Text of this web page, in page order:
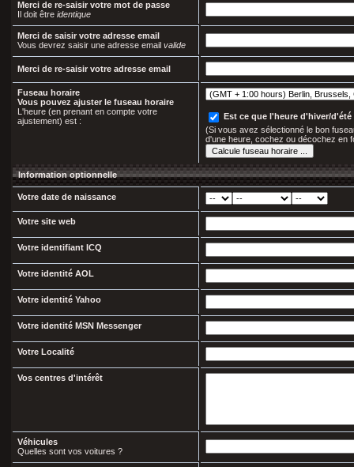
Merci de re-saisir votre mot de passe
Il doit être identique
Merci de saisir votre adresse email
Vous devrez saisir une adresse email valide
Merci de re-saisir votre adresse email
Fuseau horaire
Vous pouvez ajuster le fuseau horaire
L'heure (en prenant en compte votre
ajustement) est :
Est ce que l'heure d'hiver/
(Si vous avez sélectionné le bon
d'une heure, cochez ou décochez en
Information optionnelle
Votre date de naissance
Votre site web
Votre identifiant ICQ
Votre identité AOL
Votre identité Yahoo
Votre identité MSN Messenger
Votre Localité
Vos centres d'intérêt
Véhicules
Quelles sont vos voitures ?